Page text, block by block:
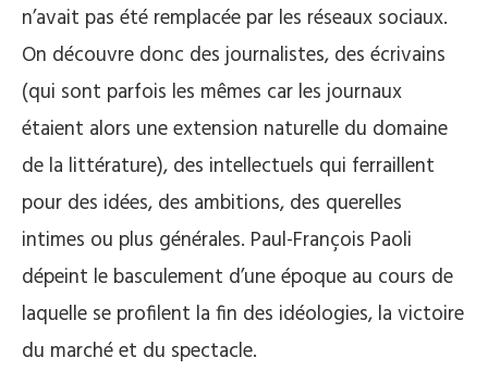
n’avait pas été remplacée par les réseaux sociaux.
On découvre donc des journalistes, des écrivains
(qui sont parfois les mêmes car les journaux
étaient alors une extension naturelle du domaine
de la littérature), des intellectuels qui ferraillent
pour des idées, des ambitions, des querelles
intimes ou plus générales. Paul-François Paoli
dépeint le basculement d’une époque au cours de
laquelle se profilent la fin des idéologies, la victoire
du marché et du spectacle.